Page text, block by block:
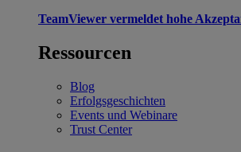
TeamViewer vermeldet hohe
Ressourcen
Blog
Erfolgsgeschichten
Events und Webinare
Trust Center